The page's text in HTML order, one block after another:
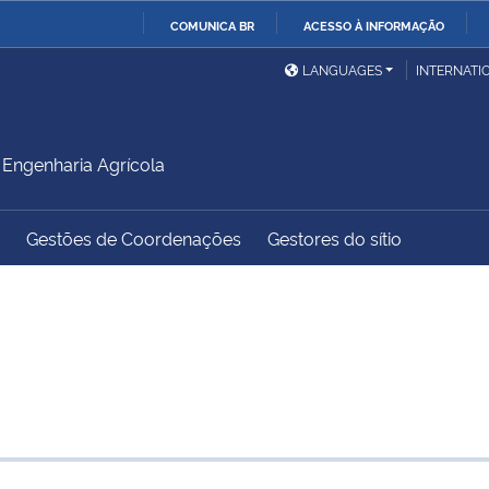
COMUNICA BR ACESSO À INFORMAÇÃO
Ministério da Defesa
Ministério das Relações
Exteriores
Ministério do
Controladoria-Geral da
LANGUAGES
Agrícola
Gestões de Coordenações Gestores do sítio